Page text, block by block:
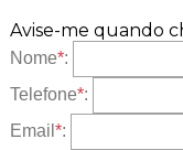
Avise-me quando
Nome*:
Telefone*:
Email *: